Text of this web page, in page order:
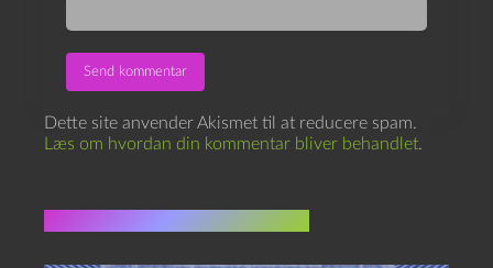
Dette site anvender Akismet til at reducere spam.
Læs om hvordan din kommentar bliver behandlet.